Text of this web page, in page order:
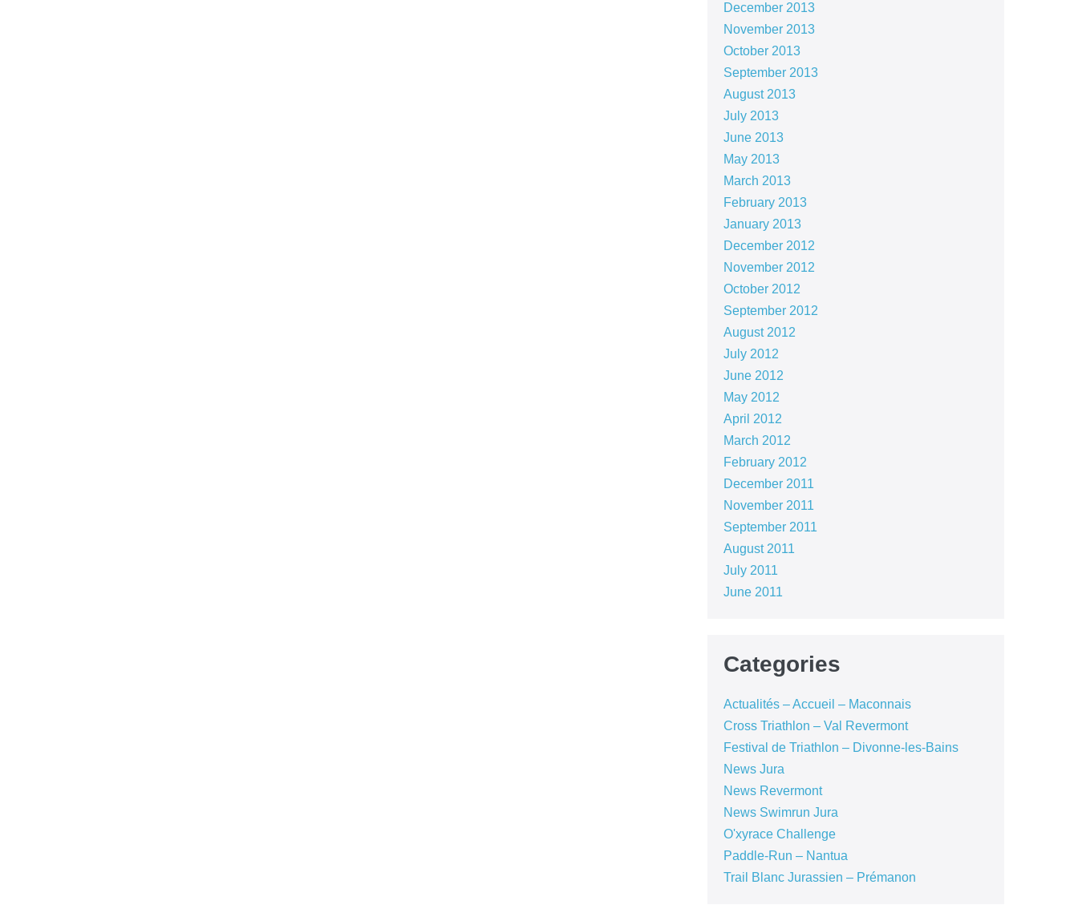
December 2013
November 2013
October 2013
September 2013
August 2013
July 2013
June 2013
May 2013
March 2013
February 2013
January 2013
December 2012
November 2012
October 2012
September 2012
August 2012
July 2012
June 2012
May 2012
April 2012
March 2012
February 2012
December 2011
November 2011
September 2011
August 2011
July 2011
June 2011
Categories
Actualités – Accueil – Maconnais
Cross Triathlon – Val Revermont
Festival de Triathlon – Divonne-les-Bains
News Jura
News Revermont
News Swimrun Jura
O'xyrace Challenge
Paddle-Run – Nantua
Trail Blanc Jurassien – Prémanon